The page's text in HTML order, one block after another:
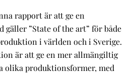
rapport är att ge en
gäller ”State of the art” för både
i världen och i Sverige.
är att ge en mer allmängiltig
olika produktionsformer, med